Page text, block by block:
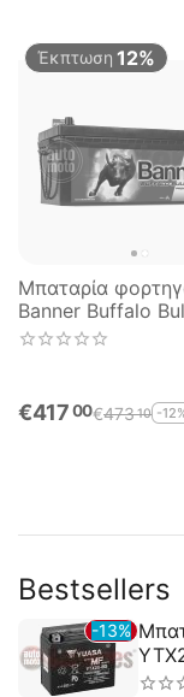
Έκπτωση 12%
Μπαταρία
Banner Buffalo
SHD
€41700€47310 -
Bestsellers
13%